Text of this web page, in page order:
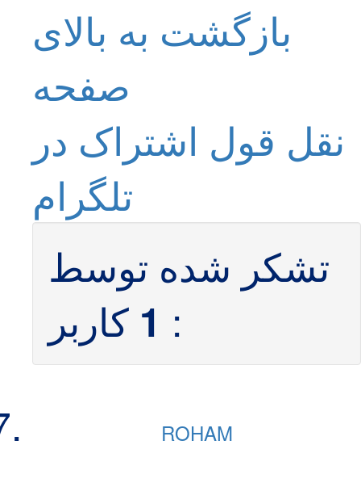
بازگشت به بالای
صفحه
نقل قول اشتراک در
تلگرام
تشکر شده توسط
:
1 کاربر
ROHAM